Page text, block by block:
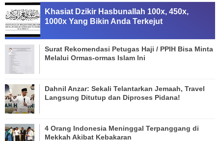
Khasiat Dzikir Hasbunallah 100x, 450x,
1000x Yang Bikin Anda Terkejut
Surat Rekomendasi Petugas Haji / PPIH Bisa Minta
Melalui Ormas-ormas Islam Ini
Dahnil Anzar: Sekali Telantarkan Jemaah, Travel
Langsung Ditutup dan Diproses Pidana!
4 Orang Indonesia Meninggal Terpanggang di
Mekkah Akibat Kebakaran